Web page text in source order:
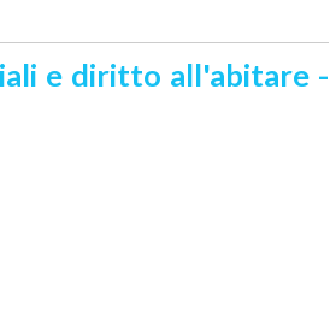
e diritto all'abitare -